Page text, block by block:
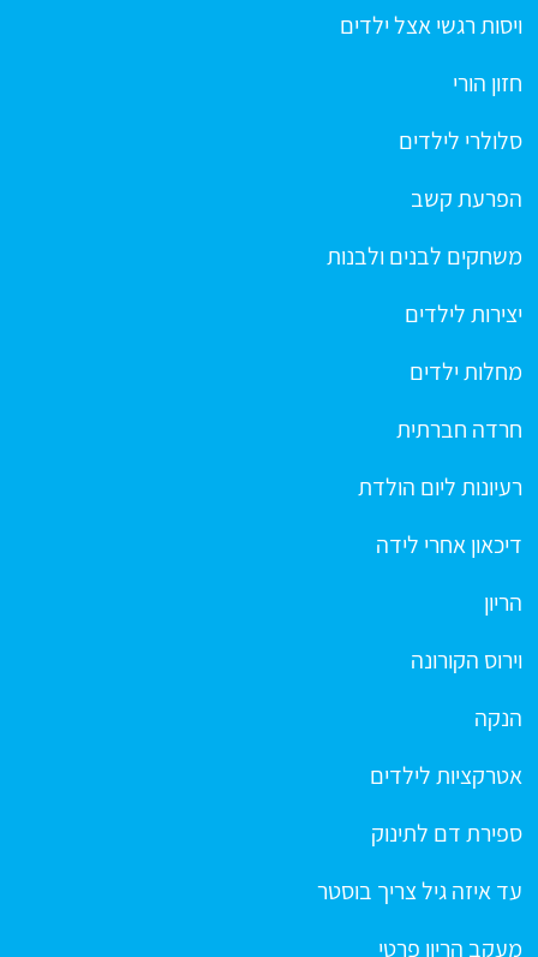
ויסות רגשי אצל ילדים
חזון הורי
סלולרי לילדים
הפרעת קשב
משחקים לבנים ולבנות
יצירות לילדים
מחלות ילדים
חרדה חברתית
רעיונות ליום הולדת
דיכאון אחרי לידה
הריון
וירוס הקורונה
הנקה
אטרקציות לילדים
ספירת דם לתינוק
עד איזה גיל צריך בוסטר
מעקב הריון פרטי